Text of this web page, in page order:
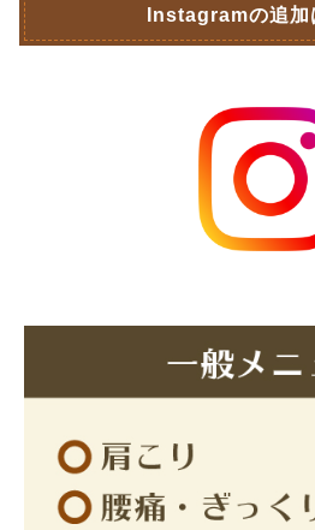
Instagramの追加